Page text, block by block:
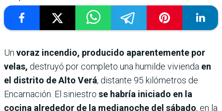
Un voraz incendio, producido aparentemente por
velas, destruyó por completo una humilde vivienda en
el distrito de Alto Verá, distante 95 kilómetros de
Encarnación. El siniestro se habría iniciado en la
cocina alrededor de la medianoche del sábado, en la